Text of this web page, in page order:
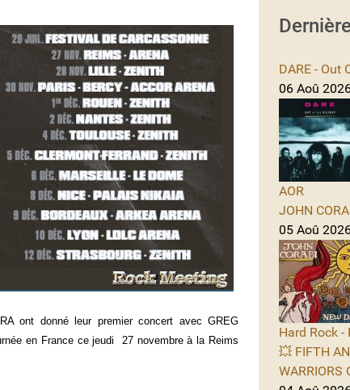
ont donné leur premier concert avec GREG
en France ce jeudi 27 novembre à la Reims
DARE - Out
06 Aoû
AOR
JOHN
05 Aoû
Hard Rock -
💥 FIFTH
WARRIORS